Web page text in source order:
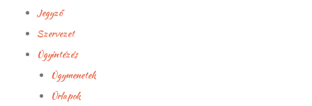
Jegyző
Szervezet
Ügyintézés
Ügymenetek
Űrlapok